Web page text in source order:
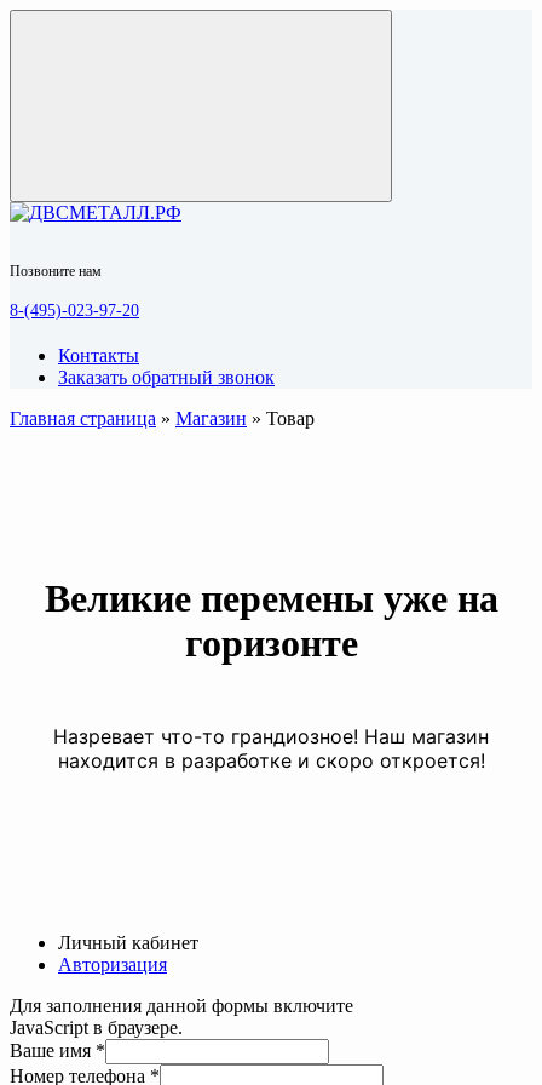
Позвоните нам
8-(495)-023-97-20
Контакты
Заказать обратный звонок
Главная страница » Магазин » Товар
Великие перемены уже на
горизонте
Назревает что-то грандиозное! Наш магазин
находится в разработке и скоро откроется!
Личный кабинет
Авторизация
Для заполнения данной формы включите
JavaScript в браузере.
имя
телефона
Ваше имя *
Номер телефона *